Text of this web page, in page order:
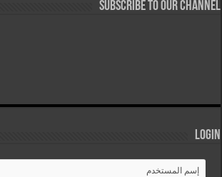
Subscribe to our Channel
Login